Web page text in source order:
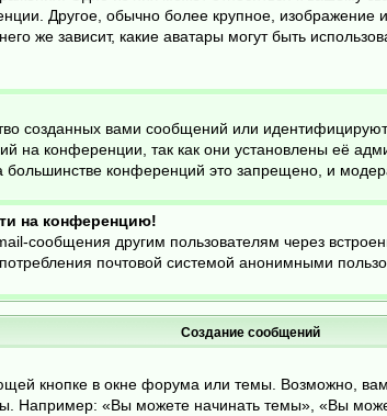
Другое, обычно более крупное, изображение
же зависит, какие аватары могут быть
созданных вами сообщений или
на конференции, так как они установлены её
конференций это запрещено, и
на конференцию!
сообщения другим пользователям через
почтовой системой анонимными
Создание сообщений
кнопке в окне форума или темы. Возможно,
Например: «Вы можете начинать темы», «Вы